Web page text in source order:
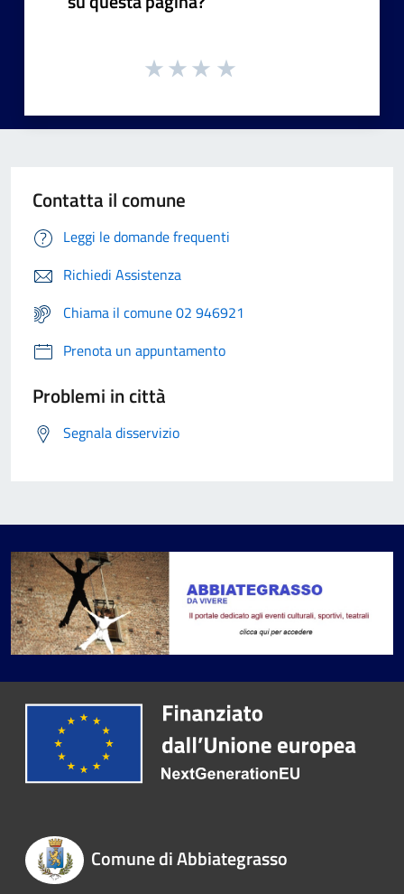
Contatta il comune
Leggi le domande frequenti
Richiedi Assistenza
Chiama il comune 02 946921
Prenota un appuntamento
Problemi in città
Segnala disservizio
Comune di Abbiategrasso